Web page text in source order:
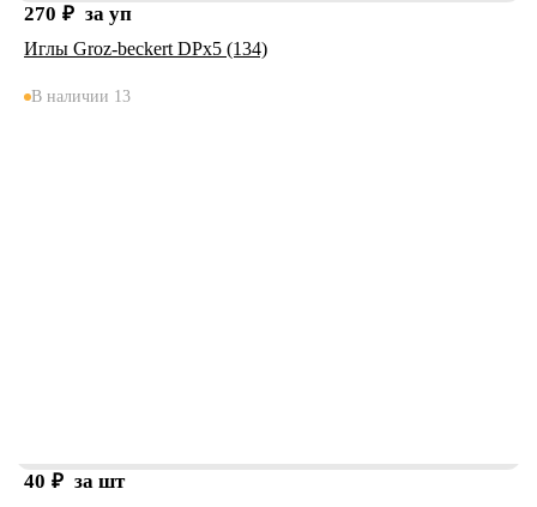
270 ₽ за уп
Иглы Groz-beckert DPx5 (134)
В наличии 13
40 ₽ за шт